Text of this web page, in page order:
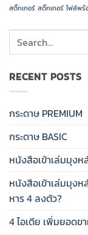
สติ๊กเกอร์ สติ๊กเกอร์ ไฟล์พ
RECENT POSTS
กระดาษ PREMIUM
กระดาษ BASIC
หนังสือเข้าเล่มมุงห
หนังสือเข้าเล่มมุง
หาร 4 ลงตัว?
4 ไอเดีย เพิ่มยอดข